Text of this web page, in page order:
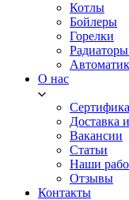
Котлы
Бойлеры
Горелки
О нас
Доставка
Вакансии
Статьи
Наши
Отзывы
Контакты